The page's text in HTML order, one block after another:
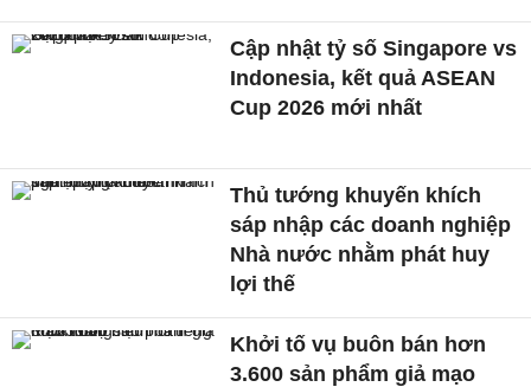
Cập nhật tỷ số Singapore vs
Indonesia, kết quả ASEAN
Cup 2026 mới nhất
Thủ tướng khuyến khích
sáp nhập các doanh nghiệp
Nhà nước nhằm phát huy
lợi thế
Khởi tố vụ buôn bán hơn
3.600 sản phẩm giả mạo